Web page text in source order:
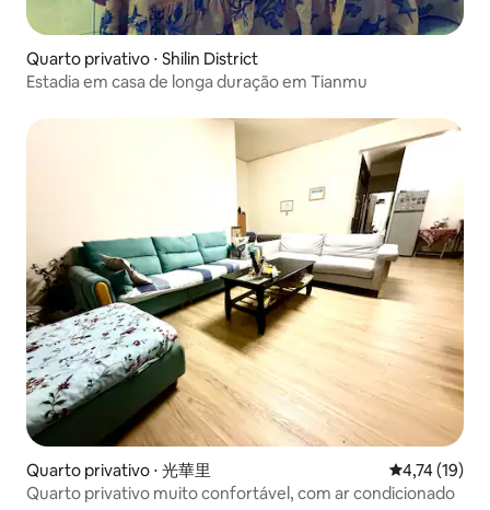
Quarto privativo ⋅ Shilin District
Estadia em casa de longa duração em Tianmu
Quarto privativo ⋅ 光華里 4,74 de uma
4,74 (19)
Quarto privativo muito confortável, com ar condicionado